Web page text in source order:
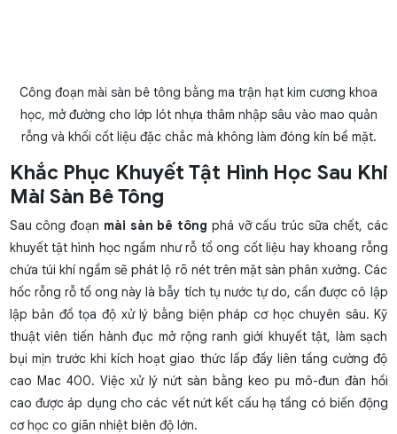
Công đoạn mài sàn bê tông bằng ma trận hạt kim cương khoa
học, mở đường cho lớp lót nhựa thâm nhập sâu vào mao quản
rỗng và khối cốt liệu đặc chắc mà không làm đóng kín bề mặt.
Khắc Phục Khuyết Tật Hình Học Sau Khi
Mài Sàn Bê Tông
Sau công đoạn mài sàn bê tông phá vỡ cấu trúc sữa chết, các
khuyết tật hình học ngầm như rỗ tổ ong cốt liệu hay khoang rỗng
chứa túi khí ngầm sẽ phát lộ rõ nét trên mặt sàn phân xưởng. Các
hốc rỗng rỗ tổ ong này là bẫy tích tụ nước tự do, cần được cô lập
lập bản đồ tọa độ xử lý bằng biện pháp cơ học chuyên sâu. Kỹ
thuật viên tiến hành đục mở rộng ranh giới khuyết tật, làm sạch
bụi mịn trước khi kích hoạt giao thức lấp đầy liên tầng cường độ
cao Mac 400. Việc xử lý nứt sàn bằng keo pu mô-đun đàn hồi
cao được áp dụng cho các vết nứt kết cấu hạ tầng có biến động
cơ học co giãn nhiệt biên độ lớn.